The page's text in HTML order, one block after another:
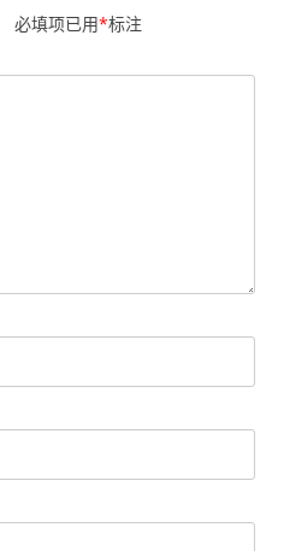
必填项已用*标注